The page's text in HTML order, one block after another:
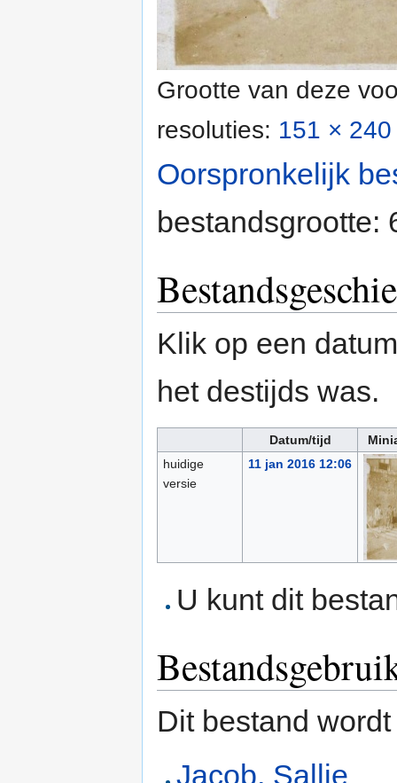
Grootte van deze
resoluties: 151 ×
Oorspronkelijk
bestandsgrootte:
Klik op een
het destijds was.
Datum/tijd
huidige
versie
11 jan 2016 12:06
U kunt dit
Dit bestand
Jacob, Sallie